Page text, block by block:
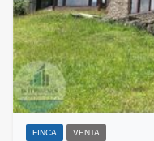
FINCA VENTA